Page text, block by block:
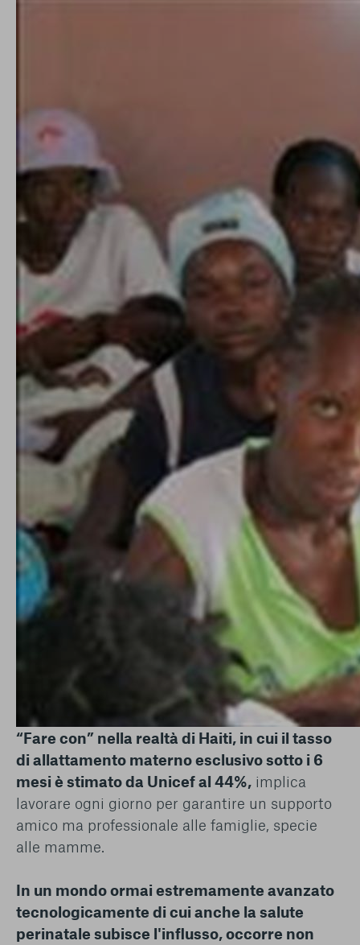
possibile consultare la nostra
Cookies di marketing
“Fare con” nella realtà di Haiti, in cui il tasso
di allattamento materno esclusivo sotto i 6
mesi è stimato da Unicef al 44%, implica
lavorare ogni giorno per garantire un supporto
amico ma professionale alle famiglie, specie
alle mamme.
In un mondo ormai estremamente avanzato
tecnologicamente di cui anche la salute
perinatale subisce l'influsso, occorre non